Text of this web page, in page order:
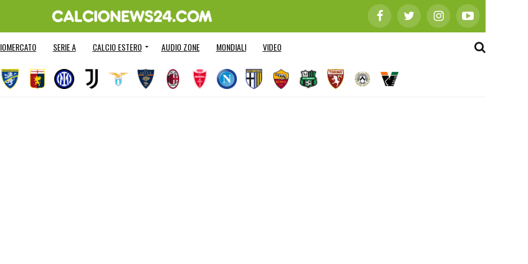
SERIE A CALCIO ESTERO AUDIO ZONE MONDIALI VIDEO